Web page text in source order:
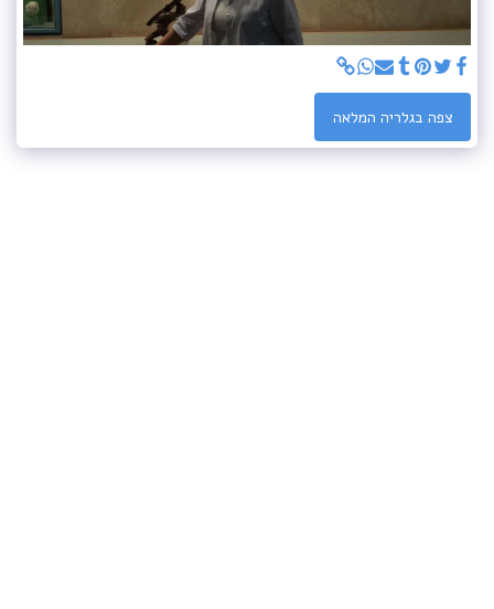
צפה בגלריה המלאה